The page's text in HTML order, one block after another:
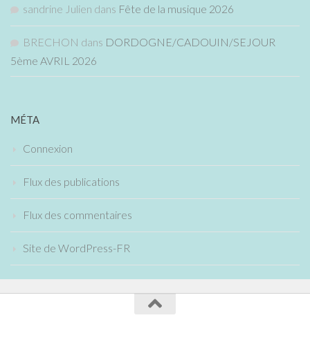
sandrine Julien dans Fête de la musique 2026
BRECHON dans DORDOGNE/CADOUIN/SEJOUR
5ème AVRIL 2026
MÉTA
Connexion
Flux des publications
Flux des commentaires
Site de WordPress-FR